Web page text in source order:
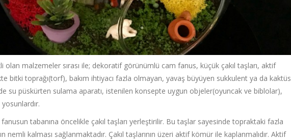
olan malzemeler sırası ile; dekoratif görünümlü cam fanus, küçük çakıl taşları, aktif
bitki toprağı(torf), bakım ihtiyacı fazla olmayan, yavaş büyüyen sukkulent ya da kaktüs
su püskürten sulama aparatı, istenilen konsepte uygun objeler(oyuncak ve biblolar),
tabanına öncelikle çakıl taşları yerleştirilir. Bu taşlar sayesinde topraktaki fazla
nemli kalması sağlanmaktadır. Çakıl taşlarının üzeri aktif kömür ile kaplanmalıdır. Aktif